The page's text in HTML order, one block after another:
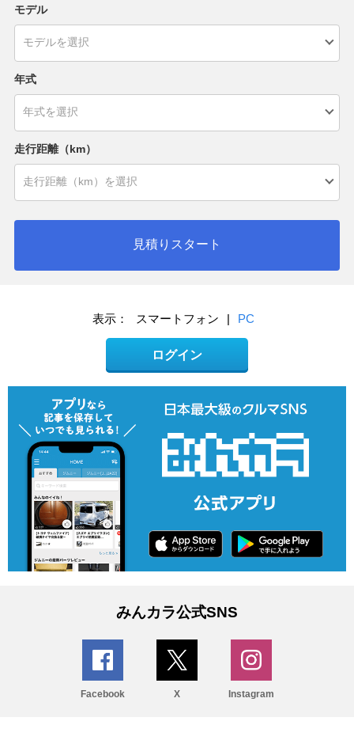
モデル
年式
走行距離（km）
見積りスタート
表示： スマートフォン | PC
ログイン
みんカラ公式SNS
Facebook X Instagram